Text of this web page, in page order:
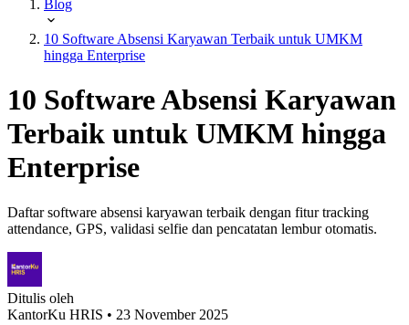
Blog
10 Software Absensi Karyawan Terbaik untuk UMKM
hingga Enterprise
10 Software Absensi Karyawan
Terbaik untuk UMKM hingga
Enterprise
Daftar software absensi karyawan terbaik dengan fitur tracking
attendance, GPS, validasi selfie dan pencatatan lembur otomatis.
Ditulis oleh
KantorKu HRIS • 23 November 2025